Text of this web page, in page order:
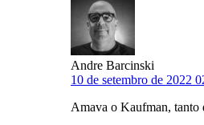
Andre Barcinski
10 de setembro de 2022
Amava o Kaufman, tanto